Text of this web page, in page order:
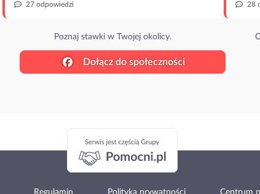
27 odpowiedzi
Poznaj stawki w Twojej okolicy.
28
Dołącz do społeczności
Regulamin Polityka prywatności Centrum